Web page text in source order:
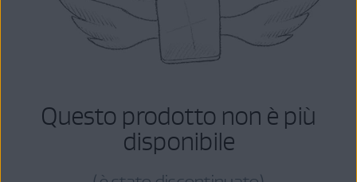
Questo prodotto non è più
disponibile